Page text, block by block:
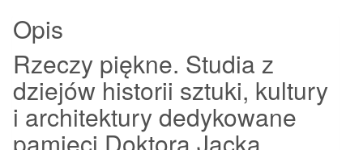
sztuki,
kultury
architektury
Opis
Rzeczy piękne. Studia z
dziejów historii sztuki, kultury
i architektury dedykowane